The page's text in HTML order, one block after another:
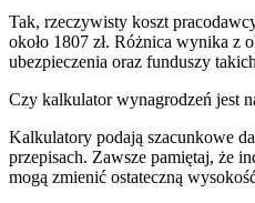
Tak, rzeczywisty koszt
około 1807 zł. Różnica wynika z
ubezpieczenia oraz funduszy
Czy kalkulator wynagrodzeń jest
Kalkulatory podają szacunkowe
przepisach. Zawsze pamiętaj, że
mogą zmienić ostateczną